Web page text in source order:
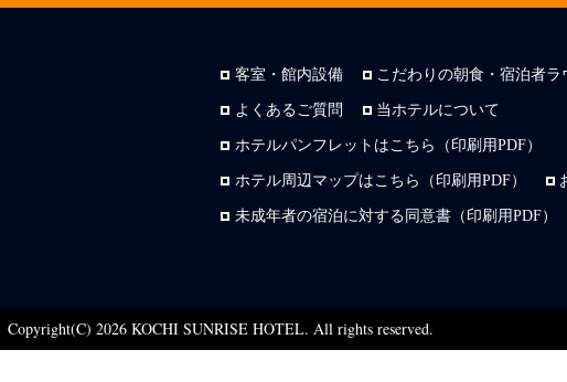
客室・館内設備 こだわりの朝食・宿泊者ラ
よくあるご質問 当ホテルについて
ホテルパンフレットはこちら（印刷用PDF）
ホテル周辺マップはこちら（印刷用PDF）
未成年者の宿泊に対する同意書（印刷用PDF）
Copyright(C) 2026 KOCHI SUNRISE HOTEL. All rights reserved.